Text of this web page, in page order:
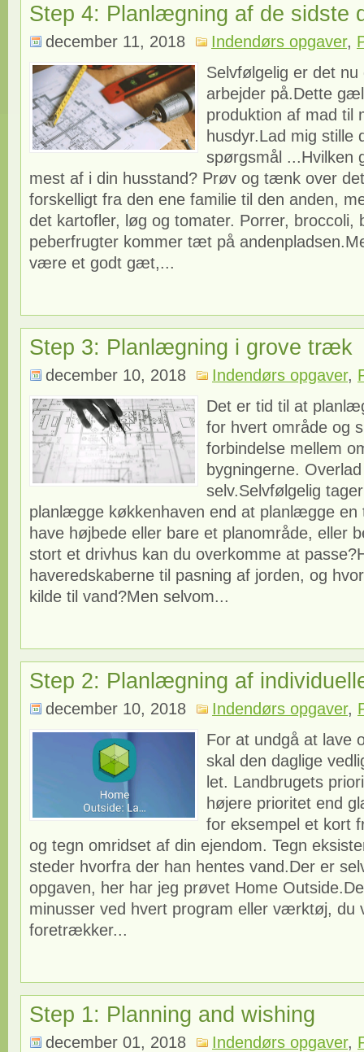
Step 4: Planlægning af de sidste
december 11, 2018 Indendørs opgaver,
Selvfølgelig er det nu
arbejder på.Dette
produktion af mad til
husdyr.Lad mig stille
spørgsmål ...Hvilken
mest af i din husstand? Prøv og tænk over
forskelligt fra den ene familie til den anden,
det kartofler, løg og tomater. Porrer, broccoli,
peberfrugter kommer tæt på
være et godt gæt,...
Step 3: Planlægning i grove træk
december 10, 2018 Indendørs opgaver,
Det er tid til at
for hvert område og
forbindelse mellem
bygningerne.
selv.Selvfølgelig
planlægge køkkenhaven end at planlægge en
have højbede eller bare et planområde, eller
stort et drivhus kan du overkomme at
haveredskaberne til pasning af jorden, og
kilde til vand?Men selvom...
Step 2: Planlægning af
december 10, 2018 Indendørs opgaver,
For at undgå at lave
skal den daglige
let. Landbrugets
højere prioritet end
for eksempel et kort
og tegn omridset af din ejendom. Tegn
steder hvorfra der han hentes vand.Der er
opgaven, her har jeg prøvet Home
minusser ved hvert program eller værktøj, du
foretrækker...
Step 1: Planning and wishing
december 01, 2018 Indendørs opgaver,